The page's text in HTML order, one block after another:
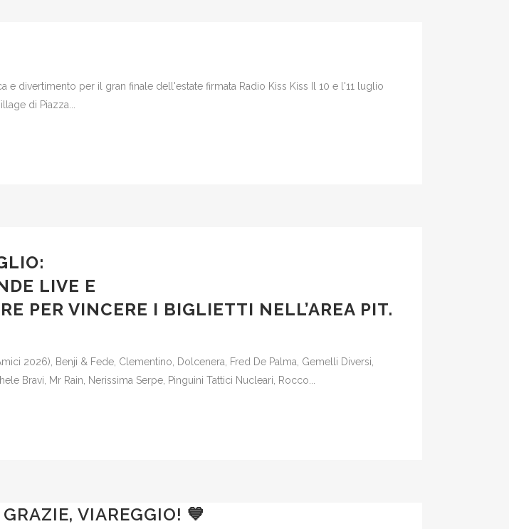
e divertimento per il gran finale dell'estate firmata Radio Kiss Kiss Il 10 e l'11 luglio
di Piazza...
LIVE E
PER VINCERE I BIGLIETTI NELL’AREA PIT.
2026), Benji & Fede, Clementino, Dolcenera, Fred De Palma, Gemelli Diversi,
Bravi, Mr Rain, Nerissima Serpe, Pinguini Tattici Nucleari, Rocco...
VIAREGGIO! 💙